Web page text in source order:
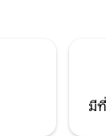
shepherd's
เราได้ปรับปรุงตัวเ
ตกต่างและน่าทึ่ง
มี